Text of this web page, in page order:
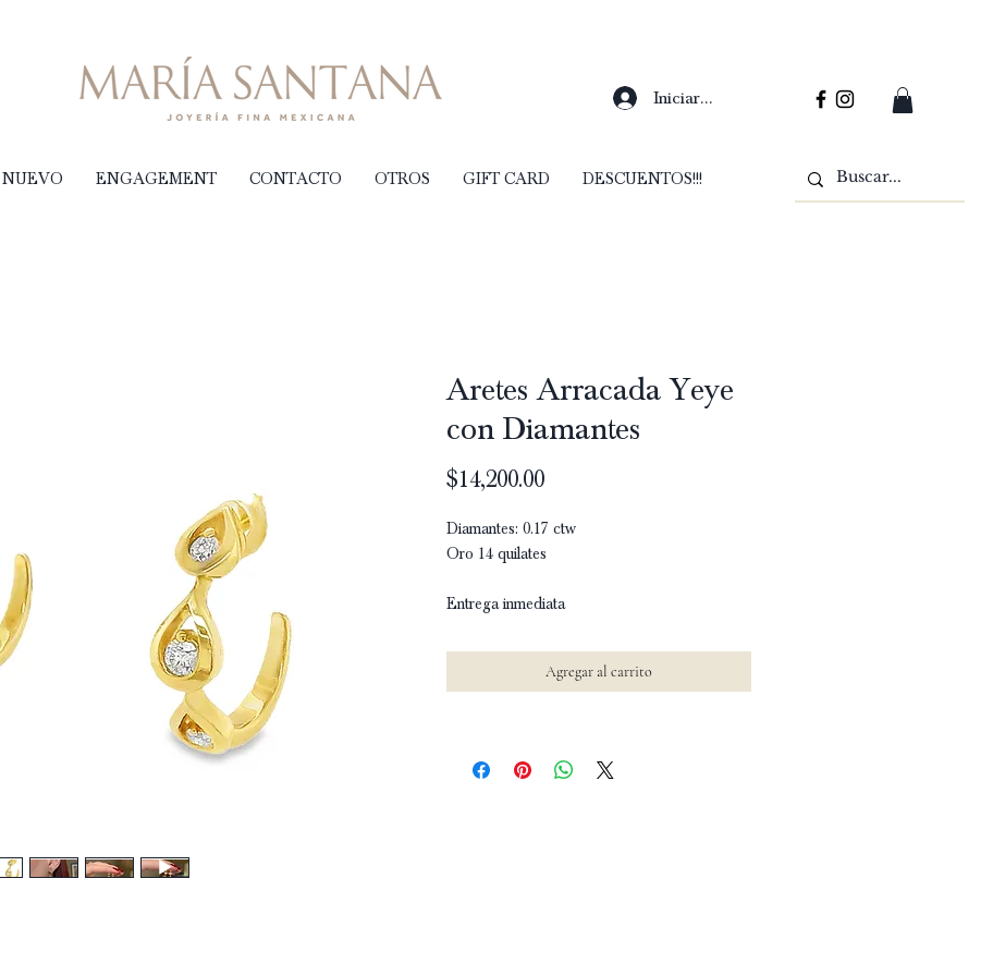
Iniciar sesión
ENGAGEMENT CONTACTO OTROS GIFT CARD DESCUENTOS!!!
Aretes Arracada Yeye
con Diamantes
$14,200.00Precio
Diamantes: 0.17 ctw
Oro 14 quilates
Entrega inmediata
Agregar al carrito